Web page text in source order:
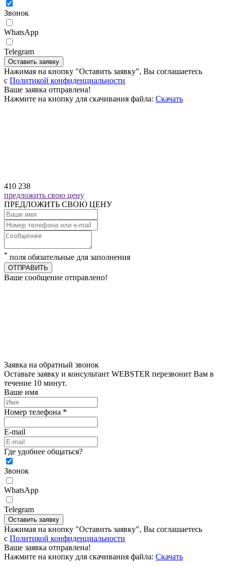
Звонок
WhatsApp
Telegram
Оставить заявку
Нажимая на кнопку "Оставить заявку", Вы соглашаетесь
c Политикой конфиденциальности
Ваше заявка отправлена!
Нажмите на кнопку для скачивания файла: Скачать
410 238
предложить свою цену
ПРЕДЛОЖИТЬ СВОЮ ЦЕНУ
* поля обязательные для заполнения
ОТПРАВИТЬ
Ваше сообщение отправлено!
Заявка на обратный звонок
Оставьте заявку и консультант WEBSTER перезвонит Вам в
течение 10 минут.
Ваше имя
Номер телефона *
E-mail
Где удобнее общаться?
Звонок
WhatsApp
Telegram
Оставить заявку
Нажимая на кнопку "Оставить заявку", Вы соглашаетесь
c Политикой конфиденциальности
Ваше заявка отправлена!
Нажмите на кнопку для скачивания файла: Скачать